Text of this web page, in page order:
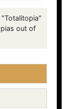
out of